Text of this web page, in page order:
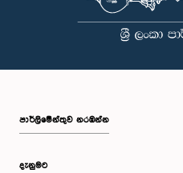
පාර්ලි‌මේන්තුව නරඹන්න
දැනුමට